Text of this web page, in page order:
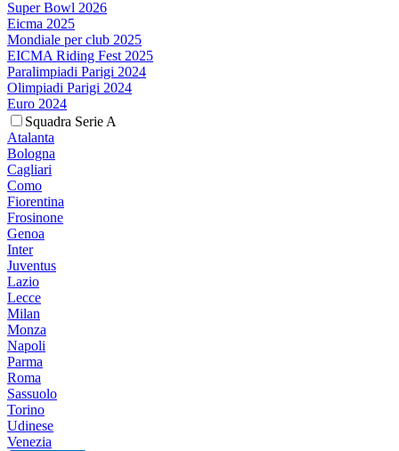
Super Bowl 2026
Eicma 2025
Mondiale per club 2025
EICMA Riding Fest 2025
Paralimpiadi Parigi 2024
Olimpiadi Parigi 2024
Euro 2024
Squadra Serie A
Atalanta
Bologna
Cagliari
Como
Fiorentina
Frosinone
Genoa
Inter
Juventus
Lazio
Lecce
Milan
Monza
Napoli
Parma
Roma
Sassuolo
Torino
Udinese
Venezia